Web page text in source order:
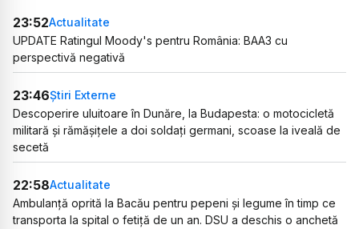
23:52Actualitate
UPDATE Ratingul Moody's pentru România: BAA3 cu
perspectivă negativă
23:46Știri Externe
Descoperire uluitoare în Dunăre, la Budapesta: o motocicletă
militară și rămășițele a doi soldați germani, scoase la iveală de
secetă
22:58Actualitate
Ambulanță oprită la Bacău pentru pepeni și legume în timp ce
transporta la spital o fetiță de un an. DSU a deschis o anchetă